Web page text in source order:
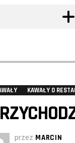
KAWAŁY O
przez MARCIN